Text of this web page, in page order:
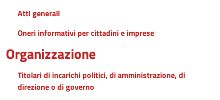
Atti generali
Oneri informativi per cittadini e imprese
Organizzazione
Titolari di incarichi politici, di amministrazione, di
direzione o di governo